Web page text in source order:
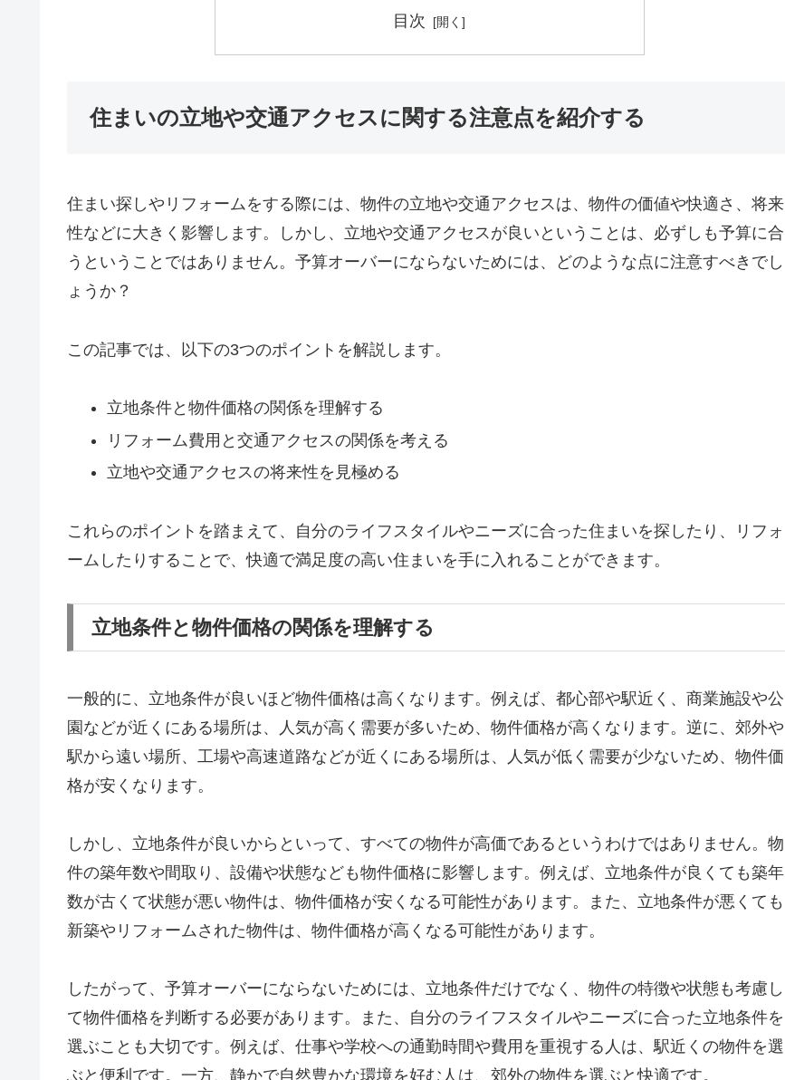
目次
住まいの立地や交通アクセスに関する注意点を紹介する
住まい探しやリフォームをする際には、物件の立地や交通アクセスは、物件の価値や快適さ、将来
性などに大きく影響します。しかし、立地や交通アクセスが良いということは、必ずしも予算に合
うということではありません。予算オーバーにならないためには、どのような点に注意すべきでし
ょうか？
この記事では、以下の3つのポイントを解説します。
立地条件と物件価格の関係を理解する
リフォーム費用と交通アクセスの関係を考える
立地や交通アクセスの将来性を見極める
これらのポイントを踏まえて、自分のライフスタイルやニーズに合った住まいを探したり、リフォ
ームしたりすることで、快適で満足度の高い住まいを手に入れることができます。
立地条件と物件価格の関係を理解する
一般的に、立地条件が良いほど物件価格は高くなります。例えば、都心部や駅近く、商業施設や公
園などが近くにある場所は、人気が高く需要が多いため、物件価格が高くなります。逆に、郊外や
駅から遠い場所、工場や高速道路などが近くにある場所は、人気が低く需要が少ないため、物件価
格が安くなります。
しかし、立地条件が良いからといって、すべての物件が高価であるというわけではありません。物
件の築年数や間取り、設備や状態なども物件価格に影響します。例えば、立地条件が良くても築年
数が古くて状態が悪い物件は、物件価格が安くなる可能性があります。また、立地条件が悪くても
新築やリフォームされた物件は、物件価格が高くなる可能性があります。
したがって、予算オーバーにならないためには、立地条件だけでなく、物件の特徴や状態も考慮し
て物件価格を判断する必要があります。また、自分のライフスタイルやニーズに合った立地条件を
選ぶことも大切です。例えば、仕事や学校への通勤時間や費用を重視する人は、駅近くの物件を選
ぶと便利です。一方、静かで自然豊かな環境を好む人は、郊外の物件を選ぶと快適です。